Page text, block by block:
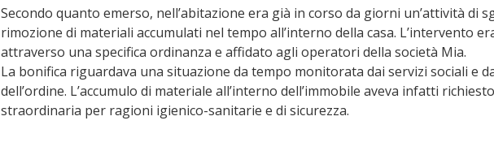
Secondo quanto emerso, nell’abitazione era già in corso da giorni un’attività di
rimozione di materiali accumulati nel tempo all’interno della casa. L’intervento
attraverso una specifica ordinanza e affidato agli operatori della società Mia.
La bonifica riguardava una situazione da tempo monitorata dai servizi sociali e
dell’ordine. L’accumulo di materiale all’interno dell’immobile aveva infatti
straordinaria per ragioni igienico-sanitarie e di sicurezza.